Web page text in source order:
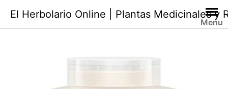
contenido
El Herbolario Online | Plantas Medicinales y
Menu